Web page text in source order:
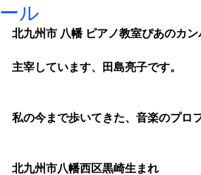
ール
北九州市 八幡 ピアノ教室ぴあのカ
主宰しています、田島亮子です。
私の今まで歩いてきた、音楽のプロ
北九州市八幡西区黒崎生まれ